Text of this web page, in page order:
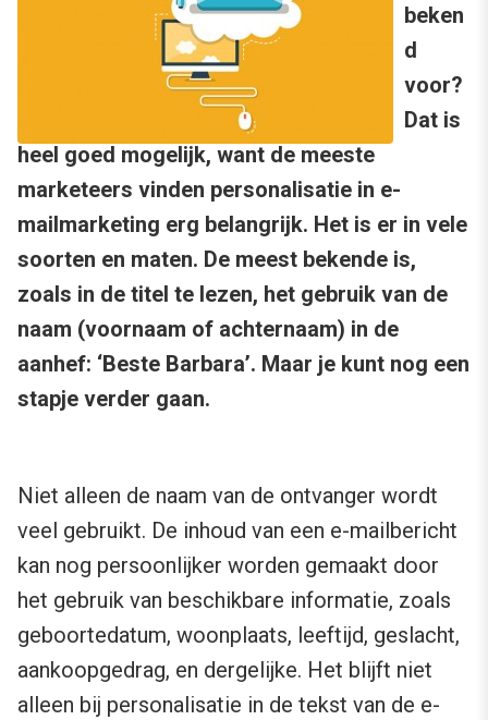
beken
d
voor?
Dat is
heel goed mogelijk, want de meeste
marketeers vinden personalisatie in e-
mailmarketing erg belangrijk. Het is er in vele
soorten en maten. De meest bekende is,
zoals in de titel te lezen, het gebruik van de
naam (voornaam of achternaam) in de
aanhef: ‘Beste Barbara’. Maar je kunt nog een
stapje verder gaan.
Niet alleen de naam van de ontvanger wordt
veel gebruikt. De inhoud van een e-mailbericht
kan nog persoonlijker worden gemaakt door
het gebruik van beschikbare informatie, zoals
geboortedatum, woonplaats, leeftijd, geslacht,
aankoopgedrag, en dergelijke. Het blijft niet
alleen bij personalisatie in de tekst van de e-